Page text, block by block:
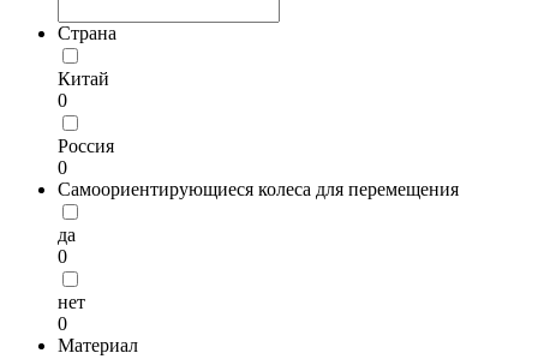
Страна
Китай
0
Россия
0
Самоориентирующиеся колеса для перемещения
да
0
нет
0
Материал